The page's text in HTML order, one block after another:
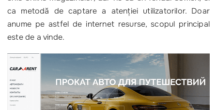
ca metodă de captare a atenţiei utilizatorilor. Doar
anume pe astfel de internet resurse, scopul principal
este de a vinde.